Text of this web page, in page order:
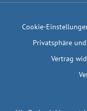
Cookie-
Privatsphäre
Vertrag